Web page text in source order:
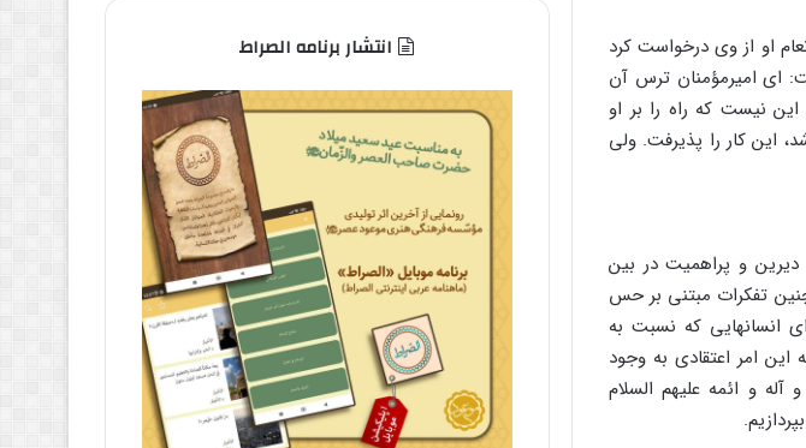
او از وی درخواست کرد
ای امیرمؤمنان ترس آن
نیست که راه را بر او
این کار را پذیرفت. ولی
دیرین و پراهمیت در بین
تفکرات مبتنی بر حس
انسانهایی که نسبت به
امر اعتقادی به وجود
آله و ائمه علیهم السلام
انتشار برنامه الصراط